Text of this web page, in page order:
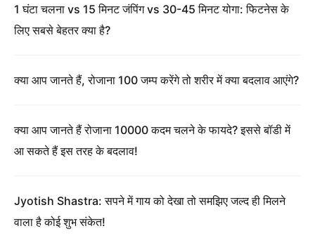
1 घंटा चलना vs 15 मिनट जंपिंग vs 30-45 मिनट योगा: फिटनेस के
लिए सबसे बेहतर क्या है?
क्या आप जानते हैं, रोजाना 100 जम्प करेंगे तो शरीर में क्या बदलाव आएंगे?
क्या आप जानते हैं रोजाना 10000 कदम चलने के फायदे? इससे बॉडी में
आ सकते हैं इस तरह के बदलाव!
Jyotish Shastra: सपने में गाय को देखा तो समझिए जल्द ही मिलने
वाला है कोई शुभ संकेत!